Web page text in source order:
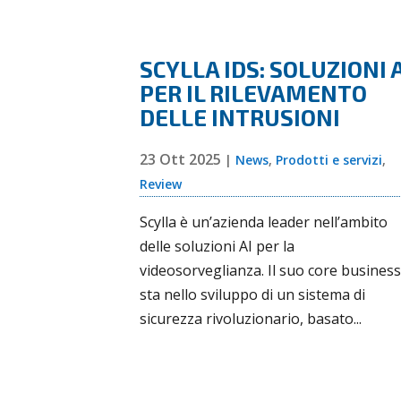
SCYLLA IDS: SOLUZIONI
PER IL RILEVAMENTO
DELLE INTRUSIONI
23 Ott 2025 | News, Prodotti e servizi,
Review
Scylla è un’azienda leader nell’ambito
delle soluzioni AI per la
videosorveglianza. Il suo core business
sta nello sviluppo di un sistema di
sicurezza rivoluzionario, basato...